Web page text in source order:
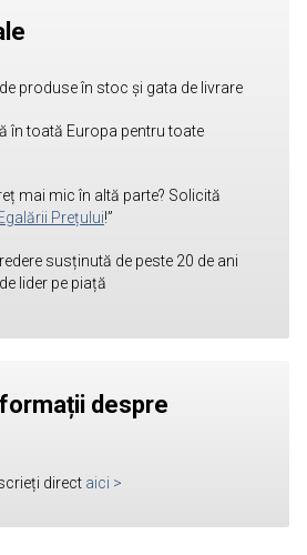
produse în stoc și gata de livrare
în toată Europa pentru toate
mai mic în altă parte? Solicită
Prețului!”
susținută de peste 20 de ani
lider pe piață
despre
direct aici >